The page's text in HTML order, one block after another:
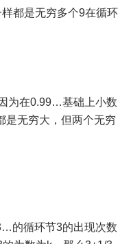
都是无穷多个9在循环
为在0.99…基础上小数
是无穷大，但两个无穷
的循环节3的出现次数